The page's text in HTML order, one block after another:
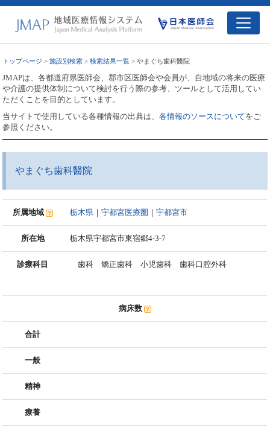
トップページ >施設別検索 >検索結果一覧 > やまぐち歯科醫院
JMAPは、各都道府県医師会、郡市区医師会や会員が、自地域の将来の医療
や介護の提供体制について検討を行う際の参考、ツールとして活用してい
ただくことを目的としています。
当サイトで使用している各種情報の出典は、各情報のソースについてをご
参照ください。
やまぐち歯科醫院
所属地域 栃木県 ｜宇都宮医療圏 ｜宇都宮市
所在地 栃木県宇都宮市東宿郷4-3-7
診療科目 歯科 矯正歯科 小児歯科 歯科口腔外科
病床数
合計
一般
精神
療養